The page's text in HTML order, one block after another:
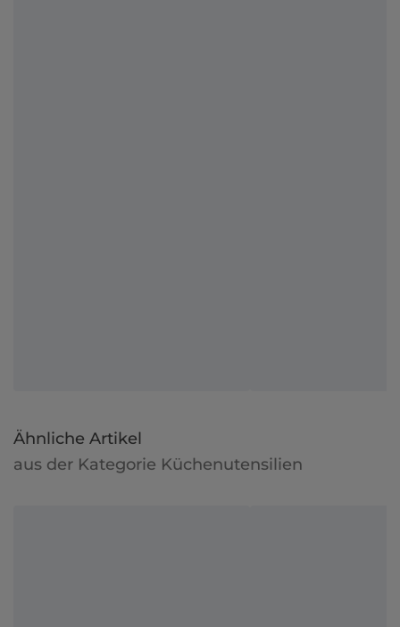
Ähnliche Artikel
aus der Kategorie Küchenutensilien